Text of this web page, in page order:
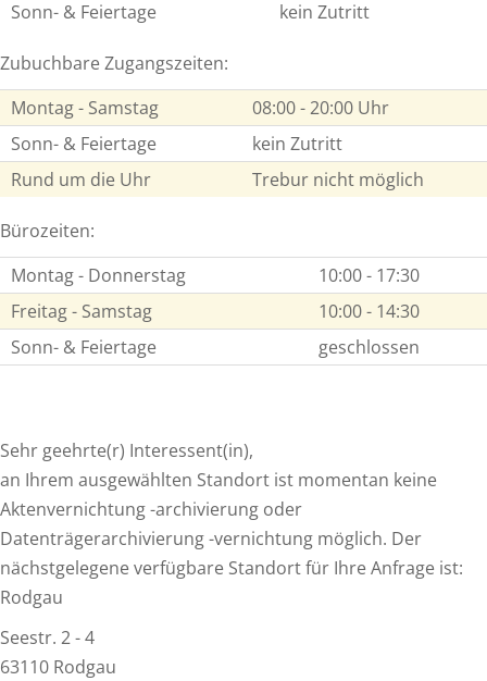
Sonn- & Feiertage kein Zutritt
Zubuchbare Zugangszeiten:
Montag - Samstag
08:00 - 20:00 Uhr
Sonn- & Feiertage
kein Zutritt
Rund um die Uhr
Trebur nicht möglich
Bürozeiten:
Montag - Donnerstag
10:00 - 17:30
Freitag - Samstag
10:00 - 14:30
Sonn- & Feiertage
geschlossen
Sehr geehrte(r) Interessent(in),
an Ihrem ausgewählten Standort ist momentan keine
Aktenvernichtung -archivierung oder
Datenträgerarchivierung -vernichtung möglich. Der
nächstgelegene verfügbare Standort für Ihre Anfrage ist:
Rodgau
Seestr. 2 - 4
63110 Rodgau